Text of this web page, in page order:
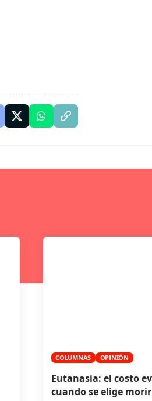
COLUMNAS OPINIÓN
Eutanasia: el costo
cuando se elige morir